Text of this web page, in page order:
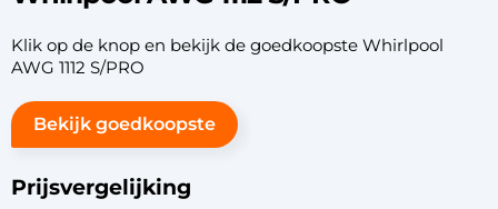
Klik op de knop en bekijk de goedkoopste Whirlpool
AWG 1112 S/PRO
Bekijk goedkoopste
Prijsvergelijking